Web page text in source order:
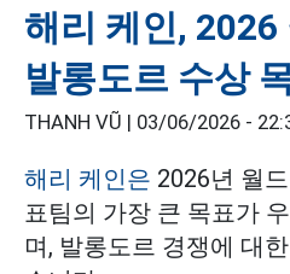
해리 케인,
발롱도르 수상
THANH VŨ | 03/06/2026 -
해리 케인은 2026년 월
표팀의 가장 큰 목표가
며, 발롱도르 경쟁에 대